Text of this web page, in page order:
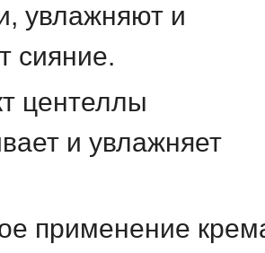
увлажняют и
сияние.
центеллы
и увлажняет
применение